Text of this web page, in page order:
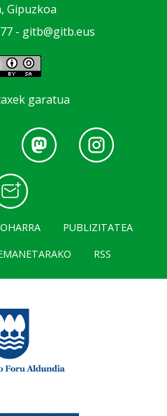
Gipuzkoa
- gitb@gitb.eus
garatua
PUBLIZITATEA
RSS